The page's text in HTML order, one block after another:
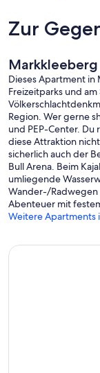
Zur
Markkleeberg
Dieses Apartment
Freizeitparks und
Region. Wer gerne
und PEP-Center. Du
diese Attraktion
sicherlich auch der
Bull Arena. Beim
umliegende
Wander-/Radwegen
Abenteuer mit
Weitere Apartments